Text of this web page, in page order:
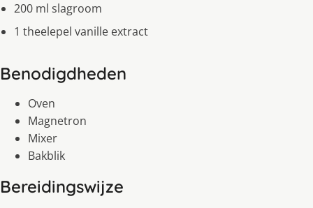
200 ml slagroom
1 theelepel vanille extract
Benodigdheden
Oven
Magnetron
Mixer
Bakblik
Bereidingswijze